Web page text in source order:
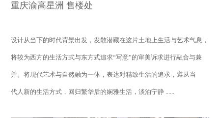
重庆渝高星洲 售楼处
设计从当下的时代背景出发，发散潜藏在这片土地上生活与艺术气息，
将较为西方的生活方式与东方式追求“写意”的审美诉求进行融合与兼
并。将现代艺术与自然融为一体，表达对精致生活的追求，遵从当
代人新的生活方式，回归繁华后的娴雅生活，淡泊宁静 ......